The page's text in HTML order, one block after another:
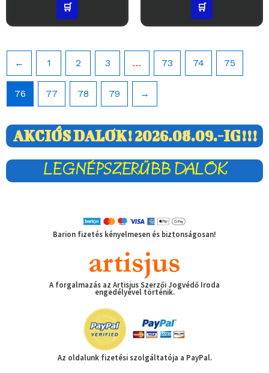
🛒 🛒
← 1 2 3 … 73 74 75
76 77 78 79 →
AKCIÓS DALOK! 2026.08.09.-IG!!!
LEGNÉPSZERŰBB DALOK
Barion fizetés kényelmesen és biztonságosan!
A forgalmazás az Artisjus Szerzői Jogvédő Iroda
engedélyével történik.
Az oldalunk fizetési szolgáltatója a PayPal.